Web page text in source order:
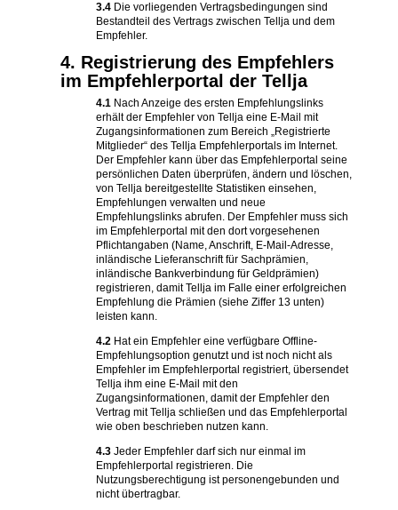
3.4 Die vorliegenden Vertragsbedingungen sind
Bestandteil des Vertrags zwischen Tellja und dem
Empfehler.
4. Registrierung des Empfehlers
im Empfehlerportal der Tellja
4.1 Nach Anzeige des ersten Empfehlungslinks
erhält der Empfehler von Tellja eine E-Mail mit
Zugangsinformationen zum Bereich „Registrierte
Mitglieder“ des Tellja Empfehlerportals im Internet.
Der Empfehler kann über das Empfehlerportal seine
persönlichen Daten überprüfen, ändern und löschen,
von Tellja bereitgestellte Statistiken einsehen,
Empfehlungen verwalten und neue
Empfehlungslinks abrufen. Der Empfehler muss sich
im Empfehlerportal mit den dort vorgesehenen
Pflichtangaben (Name, Anschrift, E-Mail-Adresse,
inländische Lieferanschrift für Sachprämien,
inländische Bankverbindung für Geldprämien)
registrieren, damit Tellja im Falle einer erfolgreichen
Empfehlung die Prämien (siehe Ziffer 13 unten)
leisten kann.
4.2 Hat ein Empfehler eine verfügbare Offline-
Empfehlungsoption genutzt und ist noch nicht als
Empfehler im Empfehlerportal registriert, übersendet
Tellja ihm eine E-Mail mit den
Zugangsinformationen, damit der Empfehler den
Vertrag mit Tellja schließen und das Empfehlerportal
wie oben beschrieben nutzen kann.
4.3 Jeder Empfehler darf sich nur einmal im
Empfehlerportal registrieren. Die
Nutzungsberechtigung ist personengebunden und
nicht übertragbar.